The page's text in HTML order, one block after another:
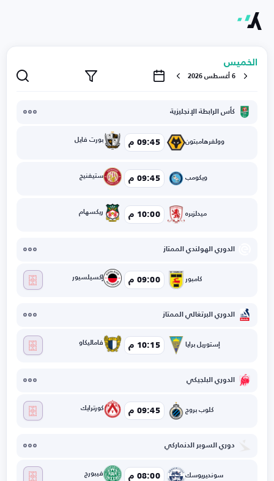
الخميس
6 أغسطس 2026
كأس الرابطة الإنجليزية
وولفرهامبتون 09:45 م بورت فايل
ويكومب 09:45 م ستيفنيج
ميدلزبره 10:00 م ريكسهام
الدوري الهولندي الممتاز
كامبور 09:00 م إكسيلسيور
الدوري البرتغالي الممتاز
إستوريل برايا 10:15 م فاماليكاو
الدوري البلجيكي
كلوب بروج 09:45 م كورترايك
دوري السوبر الدنماركي
سونديريوسك 08:00 م فيبورج